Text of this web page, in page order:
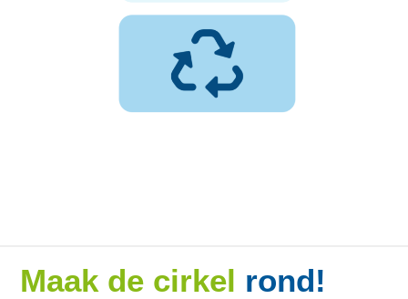
Maak de cirkel rond!